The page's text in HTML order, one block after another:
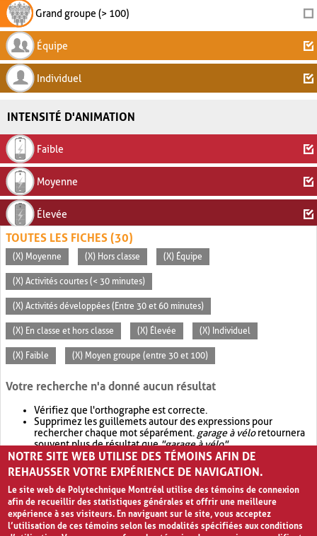
Grand groupe (> 100)
Équipe
Individuel
INTENSITÉ D'ANIMATION
Faible
Moyenne
Élevée
TOUTES LES FICHES (30)
(X) Moyenne (X) Hors classe (X) Équipe
(X) Activités courtes (< 30 minutes)
(X) Activités développées (Entre 30 et 60 minutes)
(X) En classe et hors classe (X) Élevée (X) Individuel
(X) Faible (X) Moyen groupe (entre 30 et 100)
Votre recherche n'a donné aucun résultat
Vérifiez que l'orthographe est correcte.
Supprimez les guillemets autour des expressions pour
rechercher chaque mot séparément. garage à véloretournera
souvent plus de résultat que"garage à vélo".
Envisagez d'élargir votre recherche avec OR.garage OR vélo
retournera souvent plus de résultat quegarage à vélo
NOTRE SITE WEB UTILISE DES TÉMOINS AFIN DE
REHAUSSER VOTRE EXPÉRIENCE DE NAVIGATION.
Le site web de Polytechnique Montréal utilise des témoins de connexion
afin de recueillir des statistiques générales et offrir une meilleure
expérience à ses visiteurs. En naviguant sur le site, vous acceptez
l’utilisation de ces témoins selon les modalités spécifiées aux conditions